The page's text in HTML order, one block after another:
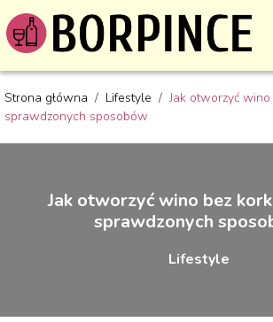
Strona główna / Lifestyle /Jak otworzyć
sprawdzonych sposobów
Jak otworzyć wino bez
sprawdzonych
Lifestyle